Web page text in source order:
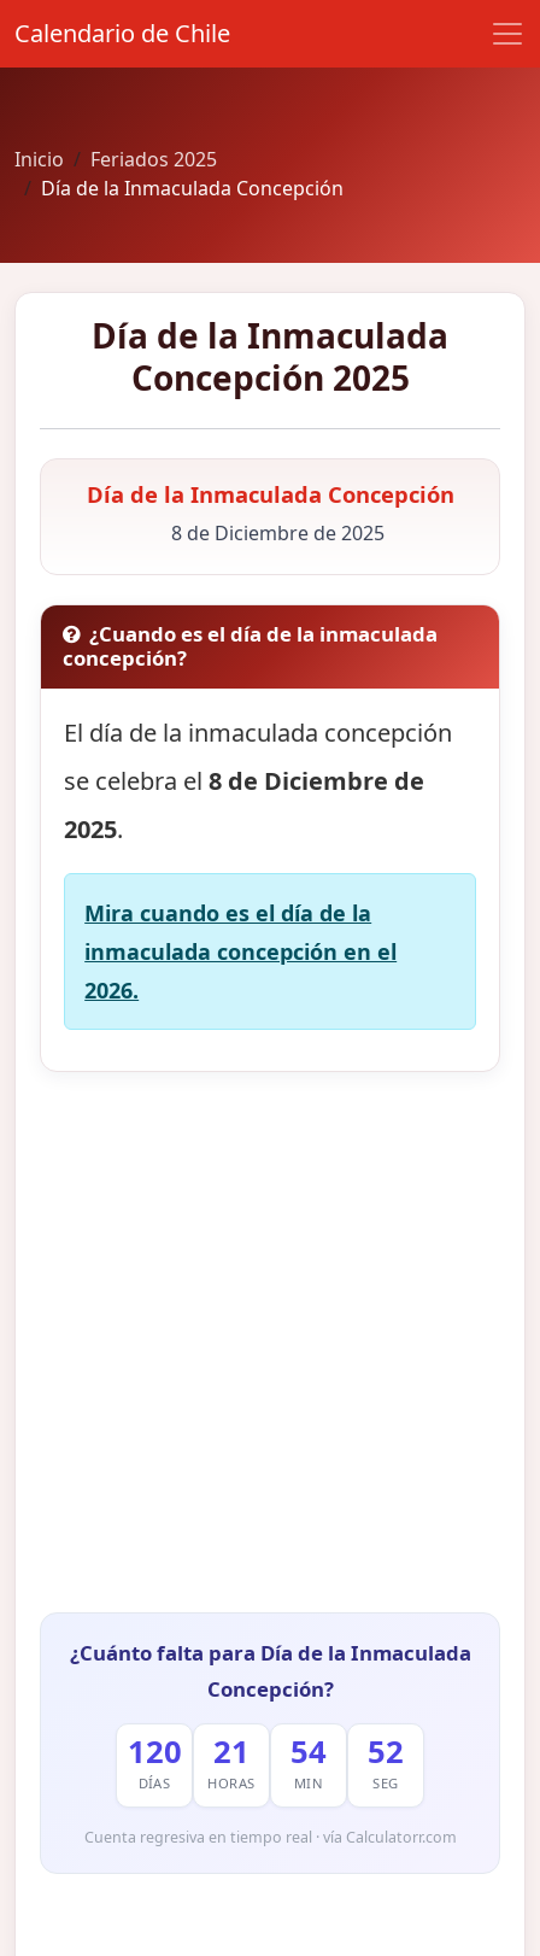
Calendario de Chile
Inicio
Feriados 2025
Día de la Inmaculada Concepción
Día de la Inmaculada
Concepción 2025
Día de la Inmaculada Concepción
8 de Diciembre de 2025
¿Cuando es el día de la inmaculada
concepción?
El día de la inmaculada concepción
se celebra el8 de Diciembre de
2025.
Mira cuando es el día de la
inmaculada concepción en el
2026.
¿Cuánto falta para Día de la Inmaculada
Concepción?
120
DÍAS
21
HORAS
54
MIN
51
SEG
Cuenta regresiva en tiempo real · vía Calculatorr.com